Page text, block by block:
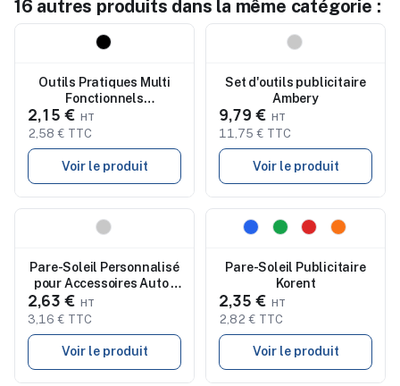
16 autres produits dans la même catégorie :
Outils Pratiques Multi
Fonctionnels
Personnalisés Torkul - 17
Fonctions
2,15 €
2,58 € TTC
Voir le produit
Set d'outils publicitaire
Ambery
9,79 €
11,75 € TTC
Voir le produit
Pare-Soleil Personnalisé
pour Accessoires Auto -
Eldoris
2,63 €
3,16 € TTC
Voir le produit
Nouveau
Pare-Soleil Publicitaire
Korent
2,35 €
2,82 € TTC
Voir le produit